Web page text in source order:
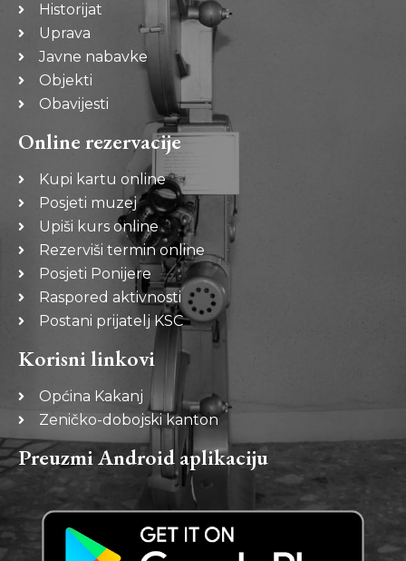
Historijat
Uprava
Javne nabavke
Objekti
Obavijesti
Online rezervacije
Kupi kartu online
Posjeti muzej
Upiši kurs online
Rezerviši termin online
Posjeti Ponijere
Raspored aktivnosti
Postani prijatelj KSC
Korisni linkovi
Općina Kakanj
Zeničko-dobojski kanton
Preuzmi Android aplikaciju